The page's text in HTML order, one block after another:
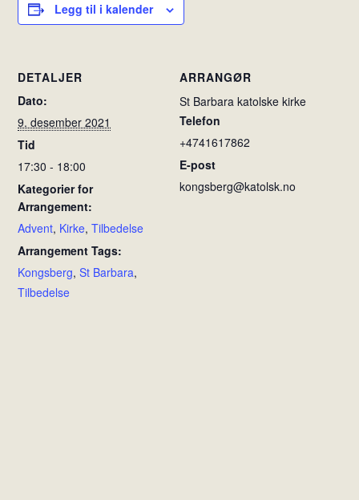
Legg til i kalender
DETALJER
Dato:
9. desember 2021
Tid
17:30 - 18:00
Kategorier for
Arrangement:
Advent, Kirke,Tilbedelse
Arrangement Tags:
Kongsberg,St Barbara,
Tilbedelse
ARRANGØR
St Barbara katolske kirke
Telefon
+4741617862
E-post
kongsberg@katolsk.no